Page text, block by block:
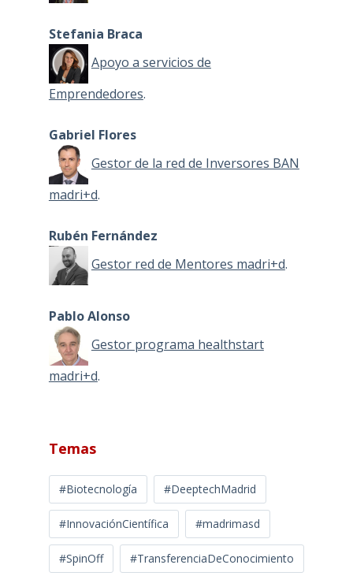
Stefania Braca
Apoyo a servicios de
Emprendedores.
Gabriel Flores
Gestor de la red de Inversores BAN
madri+d.
Rubén Fernández
Gestor red de Mentores madri+d.
Pablo Alonso
Gestor programa healthstart
madri+d.
Temas
#Biotecnología #DeeptechMadrid
#InnovaciónCientífica #madrimasd
#SpinOff #TransferenciaDeConocimiento